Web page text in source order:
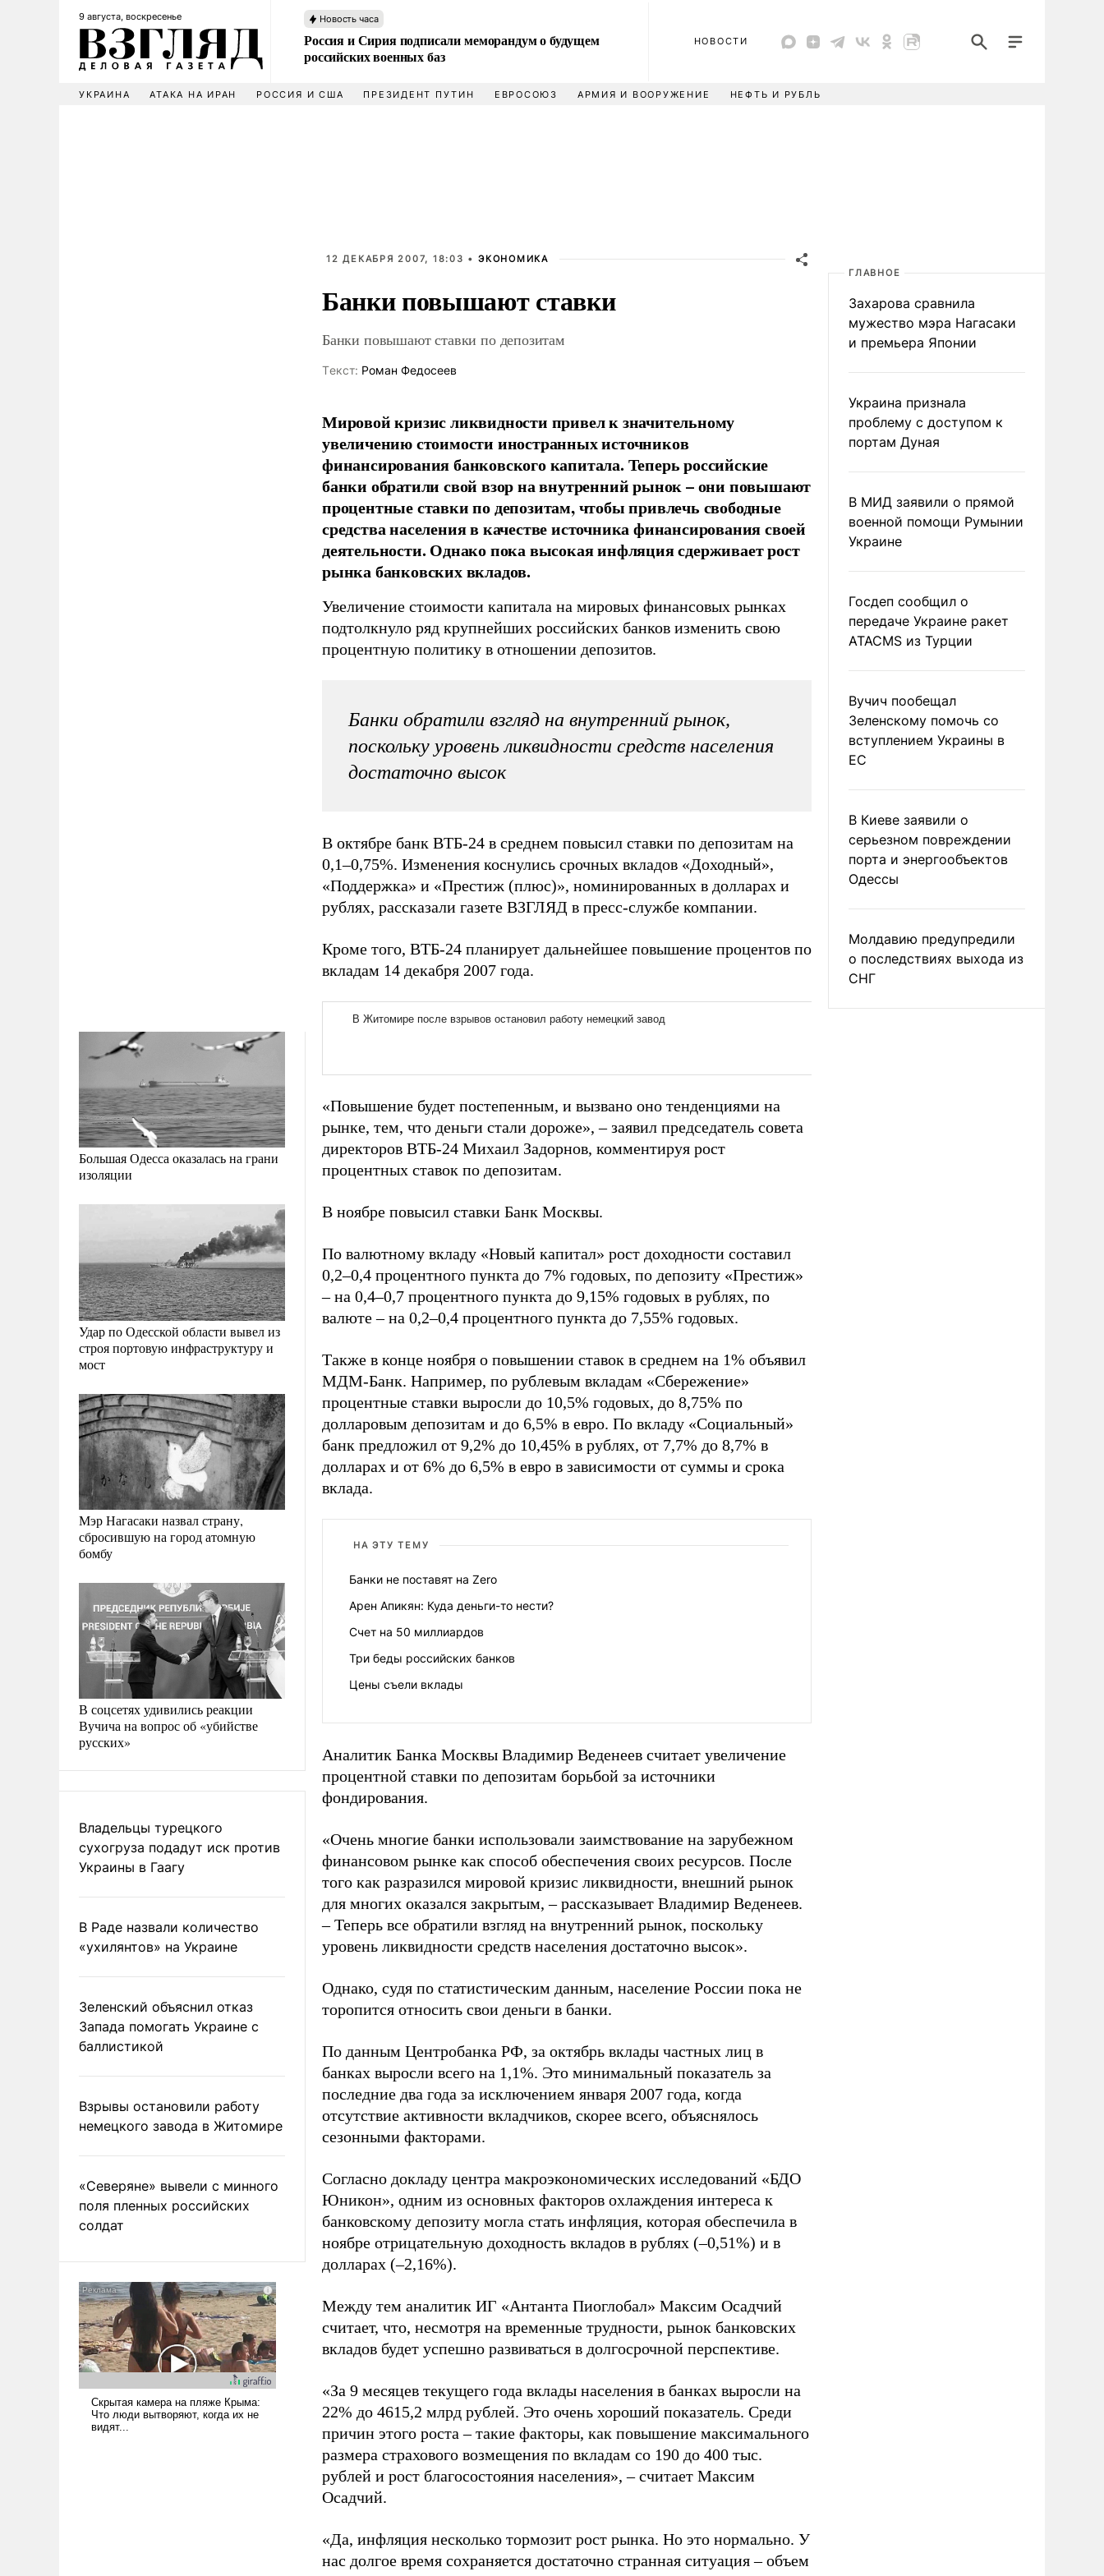
9 августа, воскресенье Новость часа
Россия и Сирия подписали меморандум о будущем
российских военных баз
НОВОСТИ
УКРАИНА АТАКА НА ИРАН РОССИЯ И США ПРЕЗИДЕНТ ПУТИН ЕВРОСОЮЗ АРМИЯ И ВООРУЖЕНИЕ НЕФТЬ И РУБЛЬ
Большая Одесса оказалась на грани
изоляции
Удар по Одесской области вывел из
строя портовую инфраструктуру и
мост
Мэр Нагасаки назвал страну,
сбросившую на город атомную
бомбу
В соцсетях удивились реакции
Вучича на вопрос об «убийстве
русских»
Владельцы турецкого
сухогруза подадут иск против
Украины в Гаагу
В Раде назвали количество
«ухилянтов» на Украине
Зеленский объяснил отказ
Запада помогать Украине с
баллистикой
Взрывы остановили работу
немецкого завода в Житомире
«Северяне» вывели с минного
поля пленных российских
солдат
12 ДЕКАБРЯ 2007, 18:03 • ЭКОНОМИКА
Банки повышают ставки
Банки повышают ставки по депозитам
Tекст: Роман Федосеев
Мировой кризис ликвидности привел к значительному
увеличению стоимости иностранных источников
финансирования банковского капитала. Теперь российские
банки обратили свой взор на внутренний рынок – они повышают
процентные ставки по депозитам, чтобы привлечь свободные
средства населения в качестве источника финансирования своей
деятельности. Однако пока высокая инфляция сдерживает рост
рынка банковских вкладов.
Увеличение стоимости капитала на мировых финансовых рынках
подтолкнуло ряд крупнейших российских банков изменить свою
процентную политику в отношении депозитов.
Банки обратили взгляд на внутренний рынок,
поскольку уровень ликвидности средств населения
достаточно высок
В октябре банк ВТБ-24 в среднем повысил ставки по депозитам на
0,1–0,75%. Изменения коснулись срочных вкладов «Доходный»,
«Поддержка» и «Престиж (плюс)», номинированных в долларах и
рублях, рассказали газете ВЗГЛЯД в пресс-службе компании.
Кроме того, ВТБ-24 планирует дальнейшее повышение процентов по
вкладам 14 декабря 2007 года.
«Повышение будет постепенным, и вызвано оно тенденциями на
рынке, тем, что деньги стали дороже», – заявил председатель совета
директоров ВТБ-24 Михаил Задорнов, комментируя рост
процентных ставок по депозитам.
В ноябре повысил ставки Банк Москвы.
По валютному вкладу «Новый капитал» рост доходности составил
0,2–0,4 процентного пункта до 7% годовых, по депозиту «Престиж»
– на 0,4–0,7 процентного пункта до 9,15% годовых в рублях, по
валюте – на 0,2–0,4 процентного пункта до 7,55% годовых.
Также в конце ноября о повышении ставок в среднем на 1% объявил
МДМ-Банк. Например, по рублевым вкладам «Сбережение»
процентные ставки выросли до 10,5% годовых, до 8,75% по
долларовым депозитам и до 6,5% в евро. По вкладу «Социальный»
банк предложил от 9,2% до 10,45% в рублях, от 7,7% до 8,7% в
долларах и от 6% до 6,5% в евро в зависимости от суммы и срока
вклада.
НА ЭТУ ТЕМУ
Банки не поставят на Zero
Арен Апикян: Куда деньги-то нести?
Счет на 50 миллиардов
Три беды российских банков
Цены съели вклады
Аналитик Банка Москвы Владимир Веденеев считает увеличение
процентной ставки по депозитам борьбой за источники
фондирования.
«Очень многие банки использовали заимствование на зарубежном
финансовом рынке как способ обеспечения своих ресурсов. После
того как разразился мировой кризис ликвидности, внешний рынок
для многих оказался закрытым, – рассказывает Владимир Веденеев.
– Теперь все обратили взгляд на внутренний рынок, поскольку
уровень ликвидности средств населения достаточно высок».
Однако, судя по статистическим данным, население России пока не
торопится относить свои деньги в банки.
По данным Центробанка РФ, за октябрь вклады частных лиц в
банках выросли всего на 1,1%. Это минимальный показатель за
последние два года за исключением января 2007 года, когда
отсутствие активности вкладчиков, скорее всего, объяснялось
сезонными факторами.
Согласно докладу центра макроэкономических исследований «БДО
Юникон», одним из основных факторов охлаждения интереса к
банковскому депозиту могла стать инфляция, которая обеспечила в
ноябре отрицательную доходность вкладов в рублях (–0,51%) и в
долларах (–2,16%).
Между тем аналитик ИГ «Антанта Пиоглобал» Максим Осадчий
считает, что, несмотря на временные трудности, рынок банковских
вкладов будет успешно развиваться в долгосрочной перспективе.
«За 9 месяцев текущего года вклады населения в банках выросли на
22% до 4615,2 млрд рублей. Это очень хороший показатель. Среди
причин этого роста – такие факторы, как повышение максимального
размера страхового возмещения по вкладам со 190 до 400 тыс.
рублей и рост благосостояния населения», – считает Максим
Осадчий.
«Да, инфляция несколько тормозит рост рынка. Но это нормально. У
нас долгое время сохраняется достаточно странная ситуация – объем
ГЛАВНОЕ
Захарова сравнила
мужество мэра Нагасаки
и премьера Японии
Украина признала
проблему с доступом к
портам Дуная
В МИД заявили о прямой
военной помощи Румынии
Украине
Госдеп сообщил о
передаче Украине ракет
ATACMS из Турции
Вучич пообещал
Зеленскому помочь со
вступлением Украины в
ЕС
В Киеве заявили о
серьезном повреждении
порта и энергообъектов
Одессы
Молдавию предупредили
о последствиях выхода из
СНГ